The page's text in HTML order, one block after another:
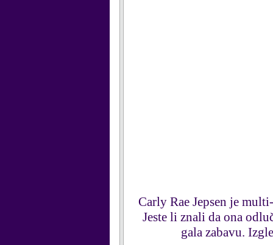
Carly Rae Jepsen je
Jeste li znali da ona
gala zabavu.